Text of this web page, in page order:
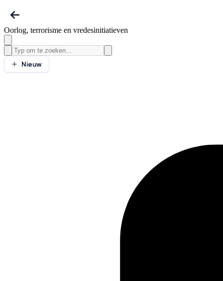
Oorlog, terrorisme en vredesinitiatieven
Nieuw